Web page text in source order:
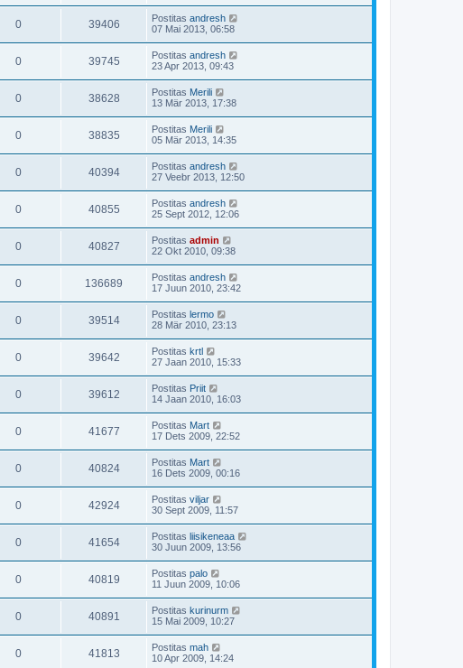
0 39406 Postitas andresh
07 Mai 2013, 06:58
0 39745 Postitas andresh
23 Apr 2013, 09:43
0 38628 Postitas Merili
13 Mär 2013, 17:38
0 38835 Postitas Merili
05 Mär 2013, 14:35
0 40394 Postitas andresh
27 Veebr 2013, 12:50
0 40855 Postitas andresh
25 Sept 2012, 12:06
0 40827 Postitas admin
22 Okt 2010, 09:38
0 136689 Postitas andresh
17 Juun 2010, 23:42
0 39514 Postitas lermo
28 Mär 2010, 23:13
0 39642 Postitas krtl
27 Jaan 2010, 15:33
0 39612 Postitas Priit
14 Jaan 2010, 16:03
0 41677 Postitas Mart
17 Dets 2009, 22:52
0 40824 Postitas Mart
16 Dets 2009, 00:16
0 42924 Postitas viljar
30 Sept 2009, 11:57
0 41654 Postitas liisikeneaa
30 Juun 2009, 13:56
0 40819 Postitas palo
11 Juun 2009, 10:06
0 40891 Postitas kurinurm
15 Mai 2009, 10:27
0 41813 Postitas mah
10 Apr 2009, 14:24